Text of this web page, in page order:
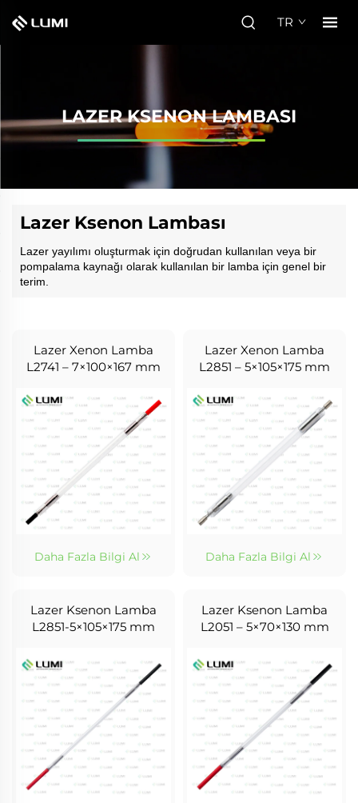
TR
LAZER KSENON LAMBASI
Lazer Ksenon Lambası
Lazer yayılımı oluşturmak için doğrudan kullanılan veya bir
pompalama kaynağı olarak kullanılan bir lamba için genel bir
terim.
Lazer Xenon Lamba
L2741 – 7×100×167 mm
Daha Fazla Bilgi Al
Lazer Xenon Lamba
L2851 – 5×105×175 mm
Daha Fazla Bilgi Al
Lazer Ksenon Lamba
L2851-5×105×175 mm
Lazer Ksenon Lamba
L2051 – 5×70×130 mm